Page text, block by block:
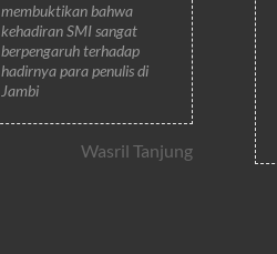
membuktikan bahwa
kehadiran SMI sangat
berpengaruh terhadap
hadirnya para penulis di
Jambi
Wasril Tanjung